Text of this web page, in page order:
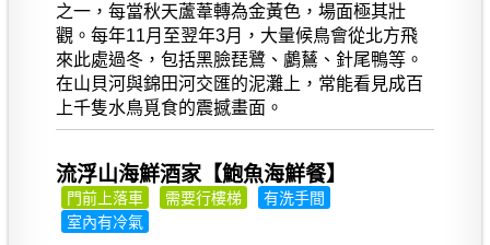
之一，每當秋天蘆葦轉為金黃色，場面極其壯
觀。每年11月至翌年3月，大量候鳥會從北方飛
來此處過冬，包括黑臉琵鷺、鸕鶿、針尾鴨等。
在山貝河與錦田河交匯的泥灘上，常能看見成百
上千隻水鳥覓食的震撼畫面。
流浮山海鮮酒家【鮑魚海鮮餐】
門前上落車 需要行樓梯
有洗手間
室內有冷氣